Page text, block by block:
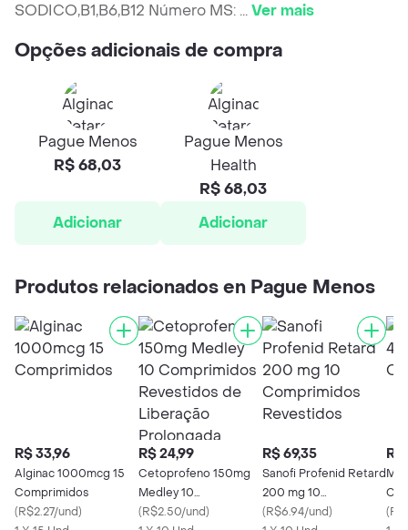
SODICO,B1,B6,B12 Número MS: ...Ver mais
Opções adicionais de compra
Pague Menos
R$ 68,03
Adicionar
Pague Menos
Health
R$ 68,03
Adicionar
Produtos relacionados en Pague Menos
R$ 33,96
Alginac 1000mcg 15
Comprimidos
(R$2.27/und)
R$ 24,99
Cetoprofeno 150mg
Medley 10
Comprimidos
(R$2.50/und)
R$ 69,35
Sanofi Profenid Retard
200 mg 10
Comprimidos
(R$6.94/und)
R$
(